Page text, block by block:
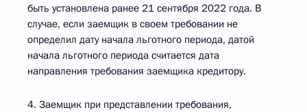
быть установлена ранее 21 сентября 2022 года. В
случае, если заемщик в своем требовании не
определил дату начала льготного периода, датой
начала льготного периода считается дата
направления требования заемщика кредитору.
4. Заемщик при представлении требования,